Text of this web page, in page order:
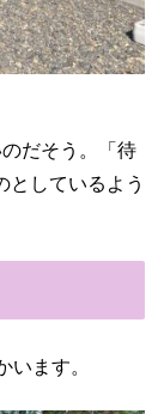
だそう。「待
としているよう
います。